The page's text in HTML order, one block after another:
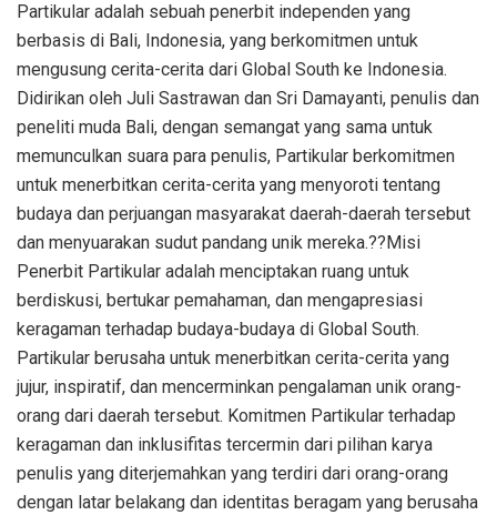
Partikular adalah sebuah penerbit independen yang
berbasis di Bali, Indonesia, yang berkomitmen untuk
mengusung cerita-cerita dari Global South ke Indonesia.
Didirikan oleh Juli Sastrawan dan Sri Damayanti, penulis dan
peneliti muda Bali, dengan semangat yang sama untuk
memunculkan suara para penulis, Partikular berkomitmen
untuk menerbitkan cerita-cerita yang menyoroti tentang
budaya dan perjuangan masyarakat daerah-daerah tersebut
dan menyuarakan sudut pandang unik mereka.??Misi
Penerbit Partikular adalah menciptakan ruang untuk
berdiskusi, bertukar pemahaman, dan mengapresiasi
keragaman terhadap budaya-budaya di Global South.
Partikular berusaha untuk menerbitkan cerita-cerita yang
jujur, inspiratif, dan mencerminkan pengalaman unik orang-
orang dari daerah tersebut. Komitmen Partikular terhadap
keragaman dan inklusifitas tercermin dari pilihan karya
penulis yang diterjemahkan yang terdiri dari orang-orang
dengan latar belakang dan identitas beragam yang berusaha